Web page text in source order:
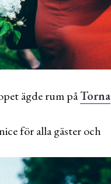
ägde rum påTorna
för alla gäster och